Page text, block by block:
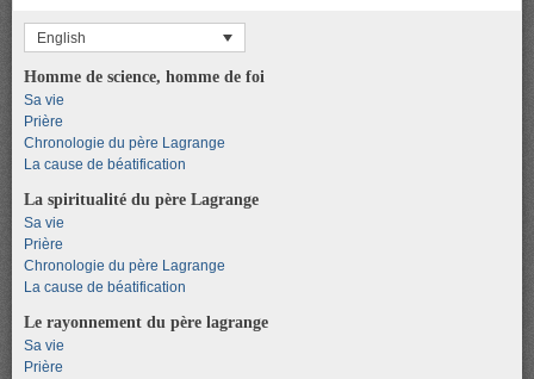
English
Homme de science, homme de foi
Sa vie
Prière
Chronologie du père Lagrange
La cause de béatification
La spiritualité du père Lagrange
Sa vie
Prière
Chronologie du père Lagrange
La cause de béatification
Le rayonnement du père lagrange
Sa vie
Prière